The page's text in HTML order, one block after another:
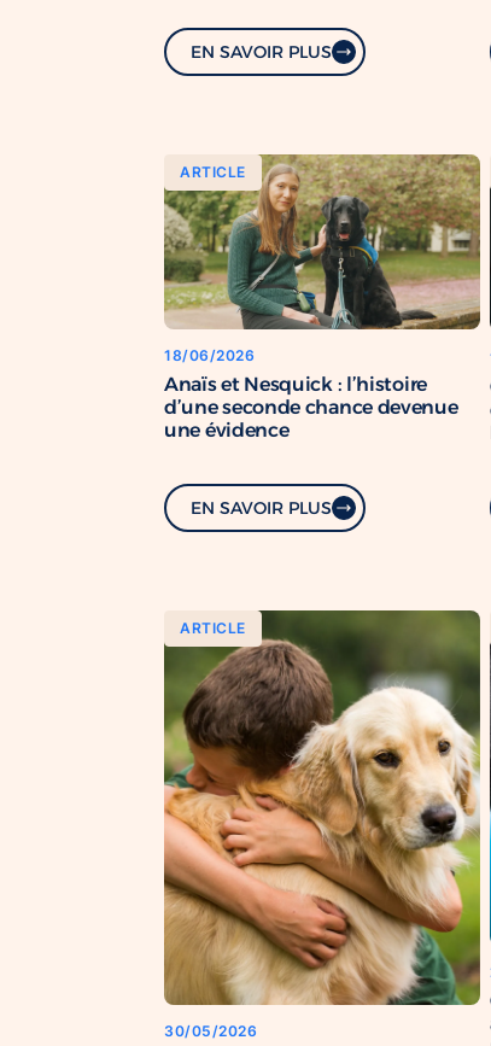
EN SAVOIR PLUS
ARTICLE
18/06/2026
Anaïs et Nesquick : l’histoire
d’une seconde chance devenue
une évidence
EN SAVOIR PLUS
ARTICLE
30/05/2026